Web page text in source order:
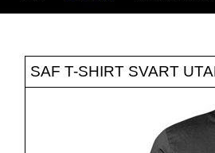
SAF T-SHIRT SVART